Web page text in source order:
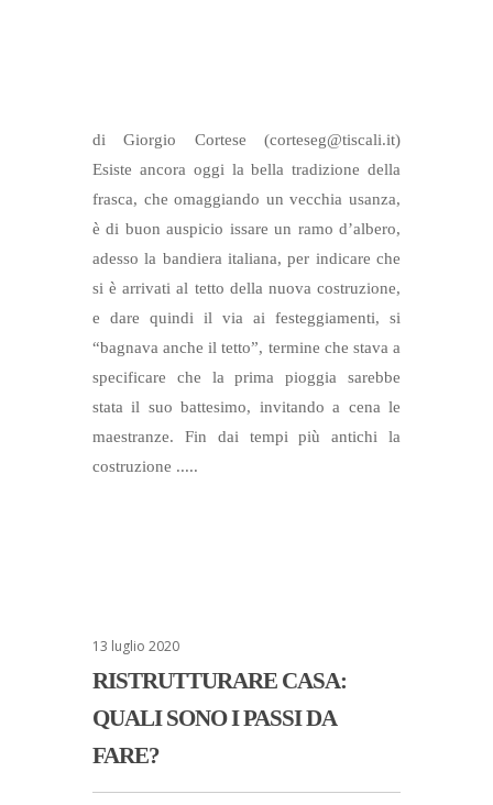
di Giorgio Cortese (corteseg@tiscali.it)
Esiste ancora oggi la bella tradizione della
frasca, che omaggiando un vecchia usanza,
è di buon auspicio issare un ramo d’albero,
adesso la bandiera italiana, per indicare che
si è arrivati al tetto della nuova costruzione,
e dare quindi il via ai festeggiamenti, si
“bagnava anche il tetto”, termine che stava a
specificare che la prima pioggia sarebbe
stata il suo battesimo, invitando a cena le
maestranze. Fin dai tempi più antichi la
costruzione .....
13 luglio 2020
RISTRUTTURARE CASA:
QUALI SONO I PASSI DA
FARE?